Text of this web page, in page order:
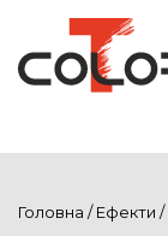
Головна /Ефекти /